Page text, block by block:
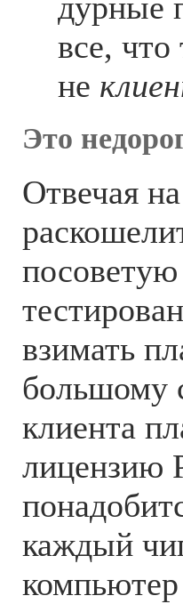
все, что
не
Это
Отвечая
взимать
большому
клиента
лицензию
каждый
компьютер